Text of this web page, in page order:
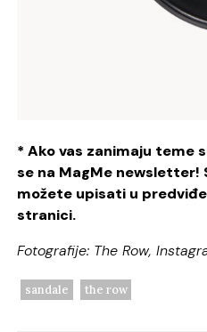
* Ako vas zanimaju teme
se na MagMe newsletter!
možete upisati u
stranici.
Fotografije: The Row,
sandale the row